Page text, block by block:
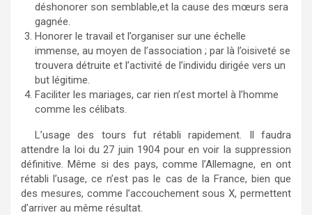
déshonorer son semblable,et la cause des mœurs sera
gagnée.
Honorer le travail et l’organiser sur une échelle
immense, au moyen de l’association ; par là l’oisiveté se
trouvera détruite et l’activité de l’individu dirigée vers un
but légitime.
Faciliter les mariages, car rien n’est mortel à l’homme
comme les célibats.
L’usage des tours fut rétabli rapidement. Il faudra
attendre la loi du 27 juin 1904 pour en voir la suppression
définitive. Même si des pays, comme l’Allemagne, en ont
rétabli l’usage, ce n’est pas le cas de la France, bien que
des mesures, comme l’accouchement sous X, permettent
d’arriver au même résultat.